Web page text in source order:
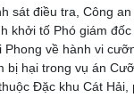
sát điều tra, Công
khởi tố Phó giám
Phong về hành vi
bị hại trong vụ án
Đặc khu Cát Hải,